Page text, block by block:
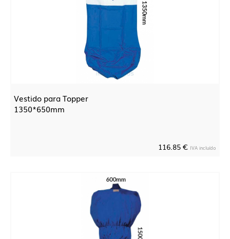
Vestido para Topper
1350*650mm
116.85 € IVA incluído